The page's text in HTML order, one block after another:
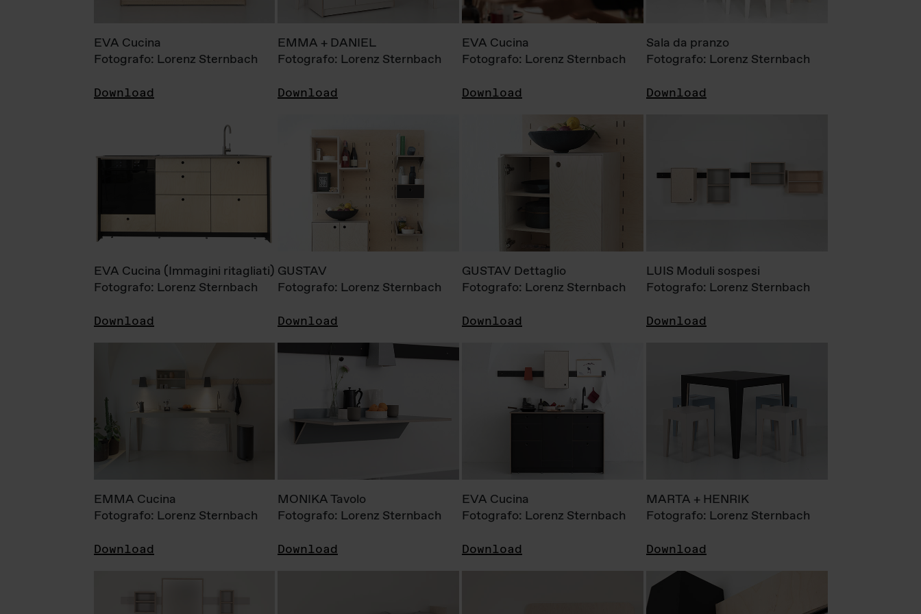
EVA Cucina
Fotografo: Lorenz Sternbach
Download
EMMA + DANIEL
Fotografo: Lorenz Sternbach
Download
EVA Cucina
Fotografo: Lorenz Sternbach
Download
Sala da pranzo
Fotografo: Lorenz Sternbach
Download
EVA Cucina (Immagini ritagliati)
Fotografo: Lorenz Sternbach
Download
GUSTAV
Fotografo: Lorenz Sternbach
Download
GUSTAV Dettaglio
Fotografo: Lorenz Sternbach
Download
LUIS Moduli sospesi
Fotografo: Lorenz Sternbach
Download
EMMA Cucina
Fotografo: Lorenz Sternbach
Download
MONIKA Tavolo
Fotografo: Lorenz Sternbach
Download
EVA Cucina
Fotografo: Lorenz Sternbach
Download
MARTA + HENRIK
Fotografo: Lorenz Sternbach
Download